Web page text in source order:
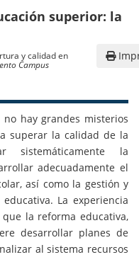
superior: la
y calidad en
Campus
hay grandes misterios
superar la calidad de la
sistemáticamente la
adecuadamente el
así como la gestión y
La experiencia
la reforma educativa,
desarrollar planes de
al sistema recursos